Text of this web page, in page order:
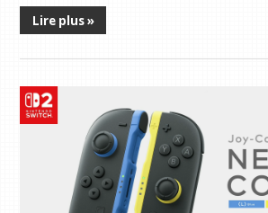
Lire plus »